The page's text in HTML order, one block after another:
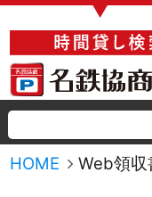
▼
HOME Web領収